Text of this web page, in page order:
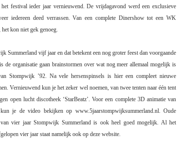
festival ieder jaar vernieuwend. De vrijdagavond werd een exclusieve
iedereen deed verrassen. Van een complete Dinershow tot een WK
kon niet gek genoeg.
Summerland vijf jaar en dat betekent een nog groter feest dan voorgaande
de organisatie gaan brainstormen over wat nog meer allemaal mogelijk is
Stompwijk ’92. Na vele hersenspinsels is hier een compleet nieuwe
Vernieuwend kun je het zeker wel noemen, van twee tenten naar één tent
open lucht discotheek ‘StarBeatz’. Voor een complete 3D animatie van
je de video bekijken op www.5jaarstompwijksummerland.nl. Oude
van vier jaar Stompwijk Summerland is ook heel goed mogelijk. Al het
vier jaar staat namelijk ook op deze website.